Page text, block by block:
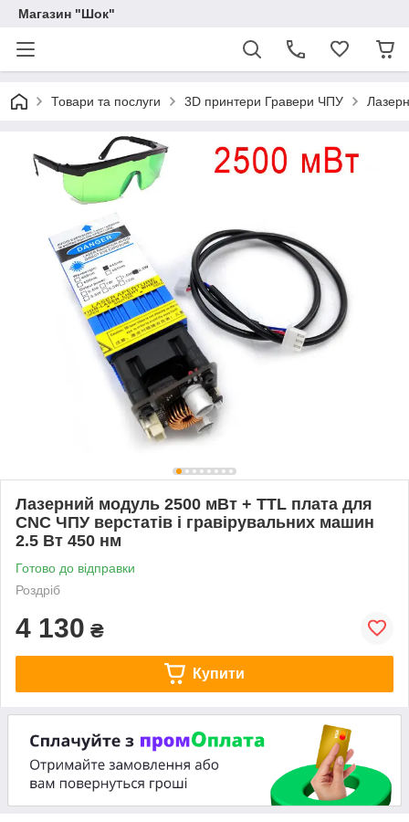
Магазин "Шок"
Товари та послуги 3D принтери Гравери ЧПУ
Лазерний модуль 2500 мВт + TTL плата для
CNC ЧПУ верстатів і гравірувальних машин
2.5 Вт 450 нм
Готово до відправки
Роздріб
4 130 ₴
Купити